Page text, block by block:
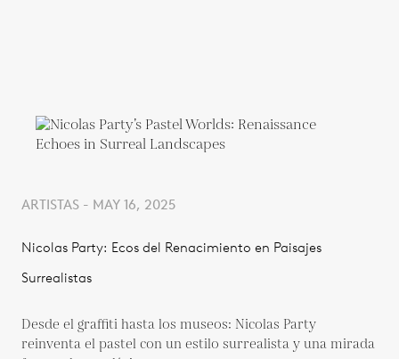
ARTISTAS - MAY 16, 2025
Nicolas Party: Ecos del Renacimiento en Paisajes
Surrealistas
Desde el graffiti hasta los museos: Nicolas Party
reinventa el pastel con un estilo surrealista y una mirada